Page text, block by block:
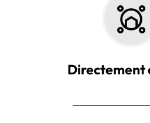
Directement